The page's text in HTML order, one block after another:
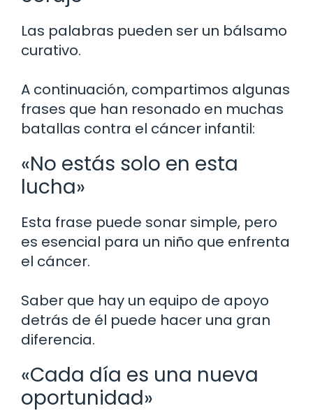
Las palabras pueden ser un bálsamo
curativo.
A continuación, compartimos algunas
frases que han resonado en muchas
batallas contra el cáncer infantil:
«No estás solo en esta
lucha»
Esta frase puede sonar simple, pero
es esencial para un niño que enfrenta
el cáncer.
Saber que hay un equipo de apoyo
detrás de él puede hacer una gran
diferencia.
«Cada día es una nueva
oportunidad»